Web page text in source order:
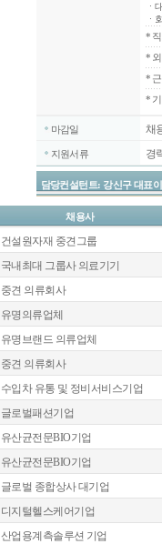
ㆍ
ㆍ
*
*
*
*
마감일 채
지원서류 경
담당컨설턴트: 강신구 대표
채용사
건설원자재 중견그룹
국내최대 그룹사 의료기기
중견 의류회사
유명의류업체
유명브랜드 의류업체
중견 의류회사
수입차 유통 및 정비서비스기업
글로벌패션기업
유산균전문BIO기업
유산균전문BIO기업
글로벌 종합상사 대기업
디지털헬스케어기업
산업용계측솔루션 기업